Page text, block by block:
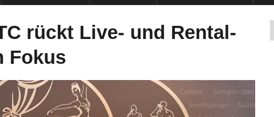
rückt Live- und Rental-
Fokus